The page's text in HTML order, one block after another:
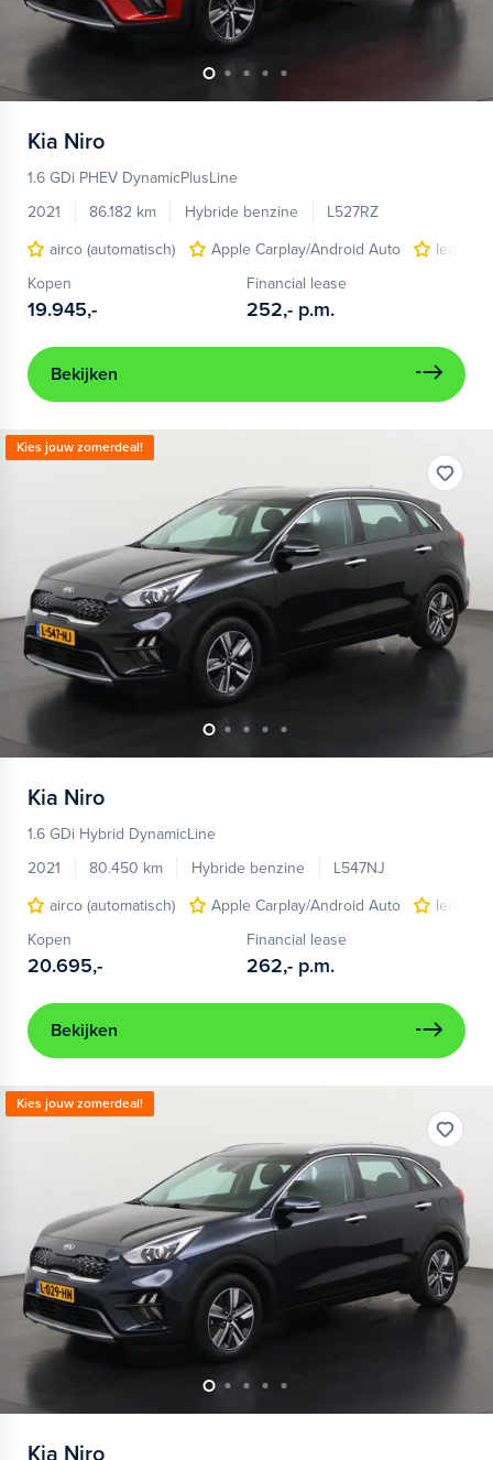
Kia Niro
1.6 GDi PHEV DynamicPlusLine
2021
86.182 km Hybride benzine
L527RZ
airco (automatisch)
Apple Carplay/Android Auto
lederen
Kopen
19.945,-
Financial lease
252,- p.m.
Bekijken
Kies jouw zomerdeal!
Kia Niro
1.6 GDi Hybrid DynamicLine
2021
80.450 km Hybride benzine
L547NJ
airco (automatisch)
Apple Carplay/Android Auto
Kopen
20.695,-
Financial lease
262,- p.m.
Bekijken
Kies jouw zomerdeal!